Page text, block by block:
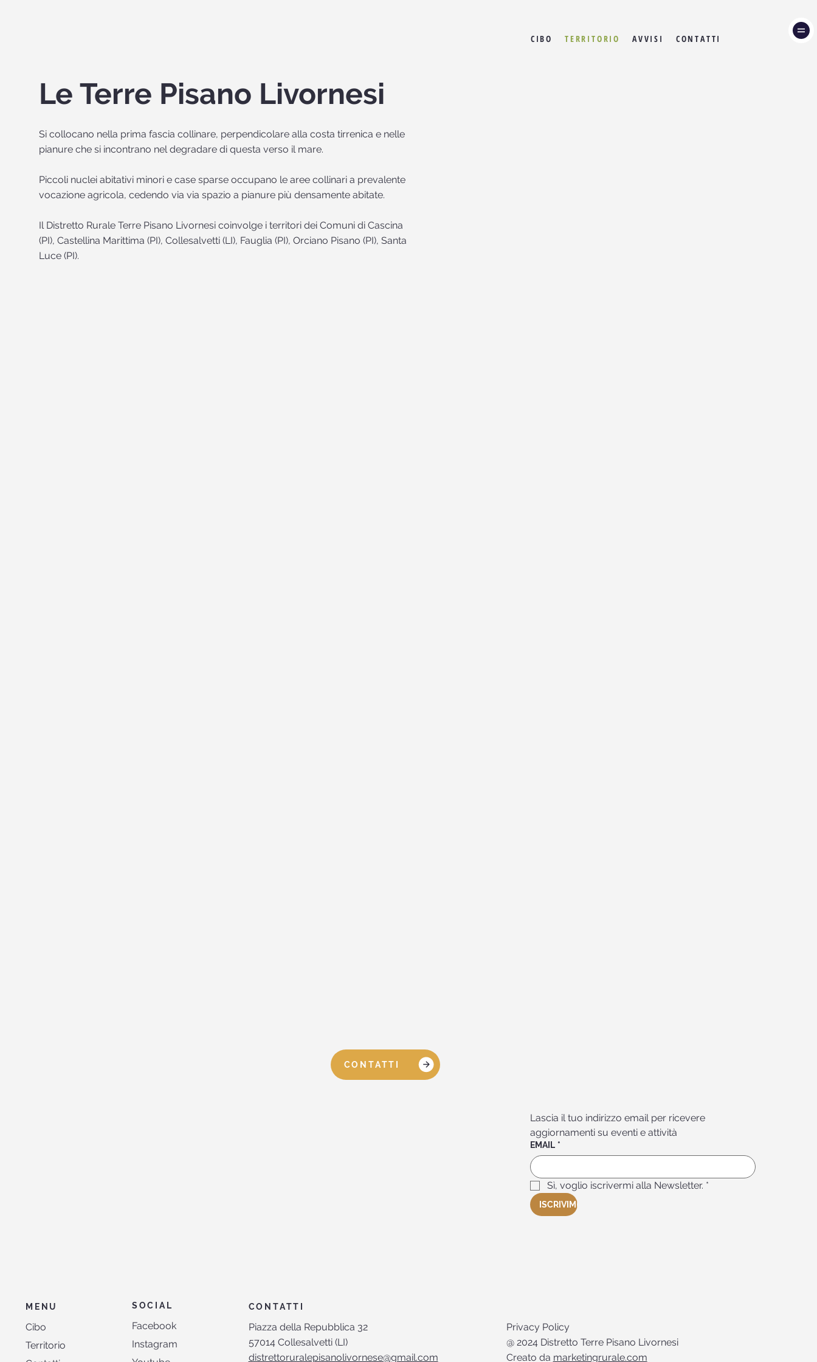
CIBO TERRITORIO AVVISI CONTATTI
Le Terre Pisano Livornesi
Si collocano nella prima fascia collinare, perpendicolare alla costa tirrenica e nelle
pianure che si incontrano nel degradare di questa verso il mare.
Piccoli nuclei abitativi minori e case sparse occupano le aree collinari a prevalente
vocazione agricola, cedendo via via spazio a pianure più densamente abitate.
Il Distretto Rurale Terre Pisano Livornesi coinvolge i territori dei Comuni di Cascina
(PI), Castellina Marittima (PI), Collesalvetti (LI), Fauglia (PI), Orciano Pisano (PI), Santa
Luce (PI).
CONTATTI
Lascia il tuo indirizzo email per ricevere
aggiornamenti su eventi e attività
EMAIL *
Sì, voglio iscrivermi alla Newsletter. *
ISCRIVIMI
MENU
Cibo
Territorio
SOCIAL
Facebook
Instagram
CONTATTI
Piazza della Repubblica 32
57014 Collesalvetti (LI)
distrettoruralepisanolivornese@gmail.com
Privacy Policy
@ 2024 Distretto Terre Pisano Livornesi
Creato da marketingrurale.com